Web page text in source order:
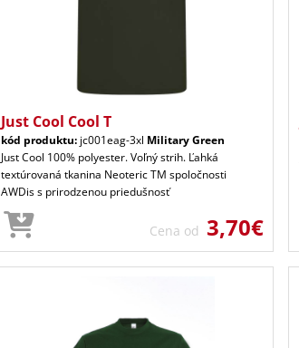
Just Cool Cool T
kód produktu: jc001eag-3xl Military Green
Just Cool 100% polyester. Voľný strih. Ľahká
textúrovaná tkanina Neoteric TM spoločnosti
AWDis s prirodzenou priedušnosť
Cena od 3,70€